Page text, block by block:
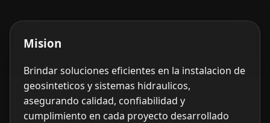
Mision
Brindar soluciones eficientes en la instalacion de
geosinteticos y sistemas hidraulicos,
asegurando calidad, confiabilidad y
cumplimiento en cada proyecto desarrollado